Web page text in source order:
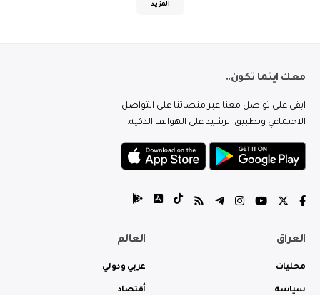
المزيد
معك اينما تكون..
ابقى على تواصل معنا عبر منصاتنا على التواصل
الاجتماعي وتطبيق الرشيد على الهواتف الذكية.
العراق
محليات
سياسة
العالم
عربي ودولي
أقتصاد